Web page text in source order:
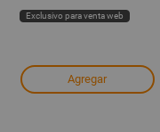
Exclusivo para venta web
Agregar